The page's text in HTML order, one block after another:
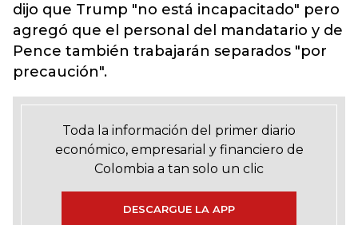
dijo que Trump "no está incapacitado" pero
agregó que el personal del mandatario y de
Pence también trabajarán separados "por
precaución".
Toda la información del primer diario
económico, empresarial y financiero de
Colombia a tan solo un clic
DESCARGUE LA APP